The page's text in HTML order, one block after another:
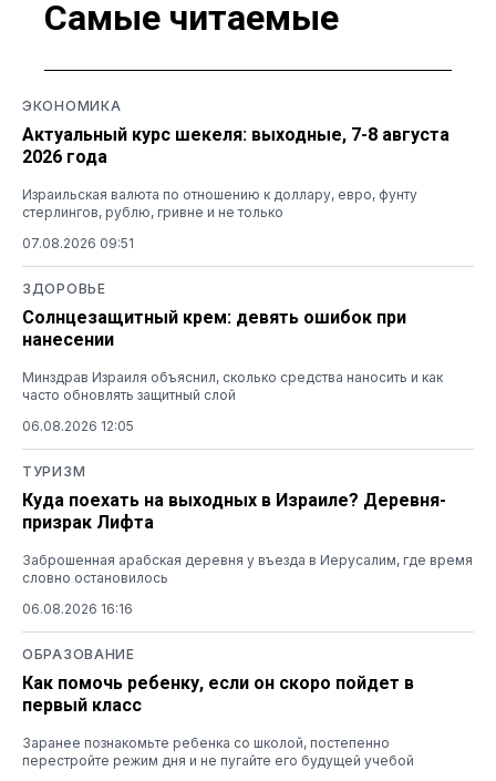
Самые читаемые
ЭКОНОМИКА
Актуальный курс шекеля: выходные, 7-8 августа
2026 года
Израильская валюта по отношению к доллару, евро, фунту
стерлингов, рублю, гривне и не только
07.08.2026 09:51
ЗДОРОВЬЕ
Солнцезащитный крем: девять ошибок при
нанесении
Минздрав Израиля объяснил, сколько средства наносить и как
часто обновлять защитный слой
06.08.2026 12:05
ТУРИЗМ
Куда поехать на выходных в Израиле? Деревня-
призрак Лифта
Заброшенная арабская деревня у въезда в Иерусалим, где время
словно остановилось
06.08.2026 16:16
ОБРАЗОВАНИЕ
Как помочь ребенку, если он скоро пойдет в
первый класс
Заранее познакомьте ребенка со школой, постепенно
перестройте режим дня и не пугайте его будущей учебой